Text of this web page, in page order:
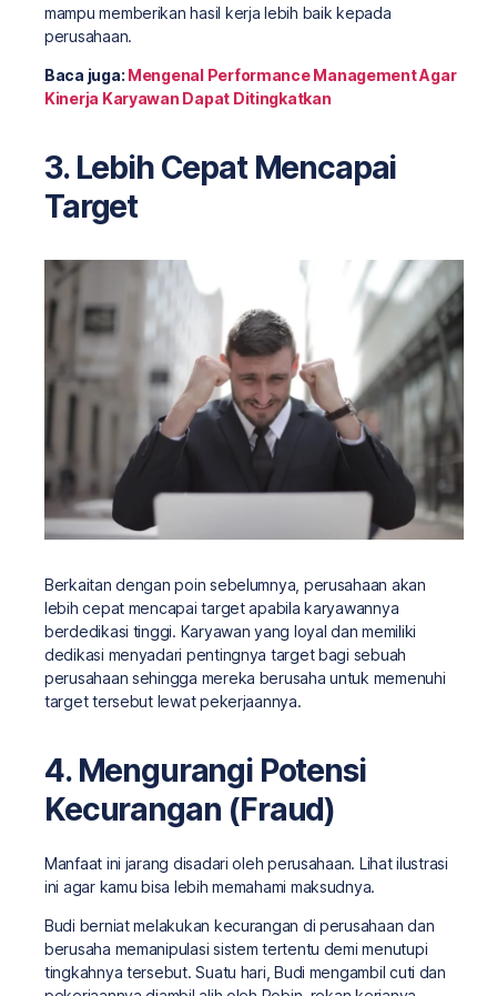
mampu memberikan hasil kerja lebih baik kepada
perusahaan.
Baca juga: Mengenal Performance Management Agar
Kinerja Karyawan Dapat Ditingkatkan
3. Lebih Cepat Mencapai
Target
Berkaitan dengan poin sebelumnya, perusahaan akan
lebih cepat mencapai target apabila karyawannya
berdedikasi tinggi. Karyawan yang loyal dan memiliki
dedikasi menyadari pentingnya target bagi sebuah
perusahaan sehingga mereka berusaha untuk memenuhi
target tersebut lewat pekerjaannya.
4. Mengurangi Potensi
Kecurangan (Fraud)
Manfaat ini jarang disadari oleh perusahaan. Lihat ilustrasi
ini agar kamu bisa lebih memahami maksudnya.
Budi berniat melakukan kecurangan di perusahaan dan
berusaha memanipulasi sistem tertentu demi menutupi
tingkahnya tersebut. Suatu hari, Budi mengambil cuti dan